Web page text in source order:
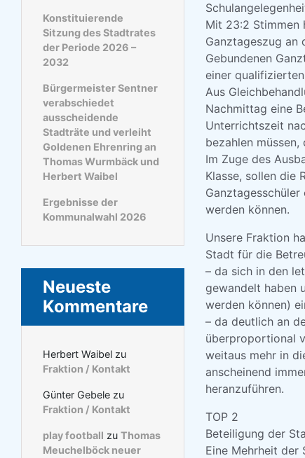
Mit 23:2 Stimmen
Ganztageszug an
Gebundenen
einer
Aus
Nachmittag eine
Unterrichtszeit
bezahlen
Im Zuge des
Klasse, sollen die
werden können.
Unsere Fraktion
Stadt für die
– da sich in den
gewandelt haben
werden können)
– da deutlich an
überproportional
weitaus mehr in
anscheinend
heranzuführen.
TOP 2
Beteiligung der
Eine Mehrheit der
Konstituierende
Sitzung des Stadtrates
der Periode 2026 –
2032
Bürgermeister Sentner
verabschiedet
ausscheidende
Stadträte und verleiht
Goldenen Ehrenring an
Thomas Wurmbäck und
Herbert Waibel
Ergebnisse der
Kommunalwahl 2026
Neueste
Kommentare
Herbert Waibel zu
Fraktion / Kontakt
Günter Gebele zu
Fraktion / Kontakt
play football zu Thomas
Meuchelböck neuer